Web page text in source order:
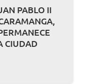
PABLO II
CIUDAD